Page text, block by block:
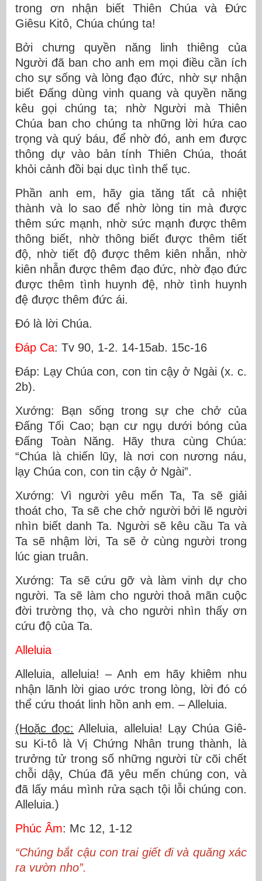
trong ơn nhận biết Thiên Chúa và Ðức
Giêsu Kitô, Chúa chúng ta!
Bởi chưng quyền năng linh thiêng của
Người đã ban cho anh em mọi điều cần ích
cho sự sống và lòng đạo đức, nhờ sự nhận
biết Ðấng dùng vinh quang và quyền năng
kêu gọi chúng ta; nhờ Người mà Thiên
Chúa ban cho chúng ta những lời hứa cao
trọng và quý báu, để nhờ đó, anh em được
thông dự vào bản tính Thiên Chúa, thoát
khỏi cảnh đồi bại dục tình thế tục.
Phần anh em, hãy gia tăng tất cả nhiệt
thành và lo sao để nhờ lòng tin mà được
thêm sức mạnh, nhờ sức mạnh được thêm
thông biết, nhờ thông biết được thêm tiết
độ, nhờ tiết độ được thêm kiên nhẫn, nhờ
kiên nhẫn được thêm đạo đức, nhờ đạo đức
được thêm tình huynh đệ, nhờ tình huynh
đệ được thêm đức ái.
Ðó là lời Chúa.
Ðáp Ca: Tv 90, 1-2. 14-15ab. 15c-16
Ðáp: Lạy Chúa con, con tin cậy ở Ngài (x. c.
2b).
Xướng: Bạn sống trong sự che chở của
Ðấng Tối Cao; bạn cư ngụ dưới bóng của
Ðấng Toàn Năng. Hãy thưa cùng Chúa:
“Chúa là chiến lũy, là nơi con nương náu,
lạy Chúa con, con tin cậy ở Ngài”.
Xướng: Vì người yêu mến Ta, Ta sẽ giải
thoát cho, Ta sẽ che chở người bởi lẽ người
nhìn biết danh Ta. Người sẽ kêu cầu Ta và
Ta sẽ nhậm lời, Ta sẽ ở cùng người trong
lúc gian truân.
Xướng: Ta sẽ cứu gỡ và làm vinh dự cho
người. Ta sẽ làm cho người thoả mãn cuộc
đời trường thọ, và cho người nhìn thấy ơn
cứu độ của Ta.
Alleluia
Alleluia, alleluia! – Anh em hãy khiêm nhu
nhận lãnh lời giao ước trong lòng, lời đó có
thể cứu thoát linh hồn anh em. – Alleluia.
(Hoặc đọc: Alleluia, alleluia! Lạy Chúa Giê-
su Ki-tô là Vị Chứng Nhân trung thành, là
trưởng tử trong số những người từ cõi chết
chỗi dậy, Chúa đã yêu mến chúng con, và
đã lấy máu mình rửa sạch tội lỗi chúng con.
Alleluia.)
Phúc Âm: Mc 12, 1-12
“Chúng bắt cậu con trai giết đi và quăng xác
ra vườn nho”.